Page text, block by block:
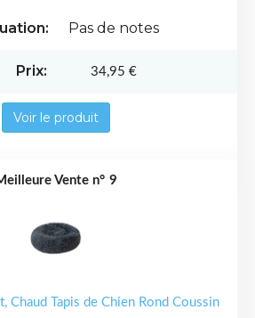
Pas de notes
34,95 €
Voir le produit
9
Chaud Tapis de Chien Rond Coussin